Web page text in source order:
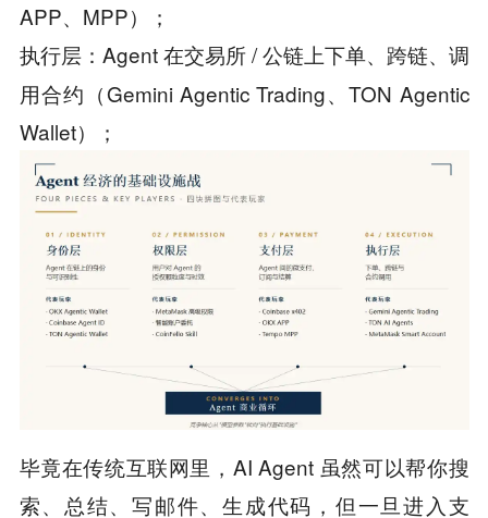
APP、MPP）；
执行层： Agent 在交易所 / 公链上下单、跨链、调
用合约（Gemini Agentic Trading、TON Agentic
Wallet）；
毕竟在传统互联网里，AI Agent 虽然可以帮你搜
索、总结、写邮件、生成代码，但一旦进入支